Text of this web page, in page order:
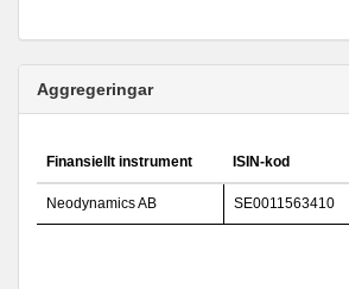
Aggregeringar
Finansiellt instrument ISIN-kod
Neodynamics AB SE0011563410